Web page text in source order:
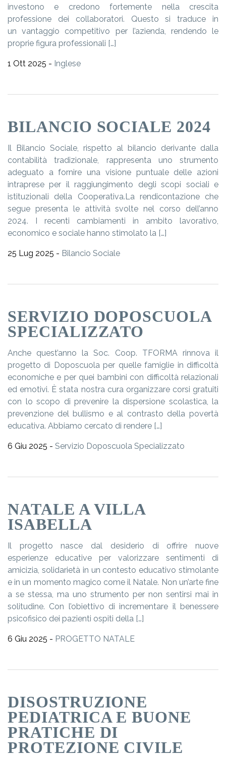
investono e credono fortemente nella crescita
professione dei collaboratori. Questo si traduce in
un vantaggio competitivo per l’azienda, rendendo le
proprie figura professionali […]
1 Ott 2025 - Inglese
BILANCIO SOCIALE 2024
Il Bilancio Sociale, rispetto al bilancio derivante dalla
contabilità tradizionale, rappresenta uno strumento
adeguato a fornire una visione puntuale delle azioni
intraprese per il raggiungimento degli scopi sociali e
istituzionali della Cooperativa.La rendicontazione che
segue presenta le attività svolte nel corso dell’anno
2024. I recenti cambiamenti in ambito lavorativo,
economico e sociale hanno stimolato la […]
25 Lug 2025 - Bilancio Sociale
SERVIZIO DOPOSCUOLA
SPECIALIZZATO
Anche quest’anno la Soc. Coop. TFORMA rinnova il
progetto di Doposcuola per quelle famiglie in difficoltà
economiche e per quei bambini con difficoltà relazionali
ed emotivi. È stata nostra cura organizzare corsi gratuiti
con lo scopo di prevenire la dispersione scolastica, la
prevenzione del bullismo e al contrasto della povertà
educativa. Abbiamo cercato di rendere […]
6 Giu 2025 - Servizio Doposcuola Specializzato
NATALE A VILLA
ISABELLA
Il progetto nasce dal desiderio di offrire nuove
esperienze educative per valorizzare sentimenti di
amicizia, solidarietà in un contesto educativo stimolante
e in un momento magico come il Natale. Non un’arte fine
a se stessa, ma uno strumento per non sentirsi mai in
solitudine. Con l’obiettivo di incrementare il benessere
psicofisico dei pazienti ospiti della […]
6 Giu 2025 - PROGETTO NATALE
DISOSTRUZIONE
PEDIATRICA E BUONE
PRATICHE DI
PROTEZIONE CIVILE